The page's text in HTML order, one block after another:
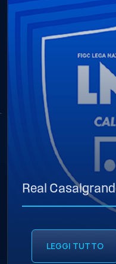
Real
LEGGI TUTTO